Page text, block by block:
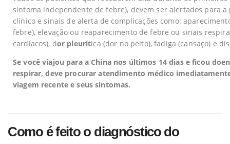
sintoma independente de febre), devem ser alertados para
clínico e sinais de alerta de complicações como:
febre), elevação ou reaparecimento de febre ou sinais
cardíacos), dor pleurítica (dor no peito), fadiga (cansaço) e
Se você viajou para a China nos últimos 14 dias e ficou
respirar, deve procurar atendimento médico
viagem recente e seus sintomas.
Como é feito o diagnóstico do